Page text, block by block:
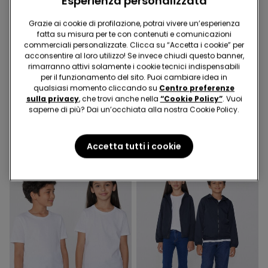
-50%
5 articoli al -70%
Maglia Manica Lunga
Costina Punto Bambola
Girocollo Bimba
4,49 € -50%
-50%
5 articoli al -70%
3 Colori
Giacca con Zip e
Cappuccio in Tessuto
Tecnico Bimbi Unisex
Grazie ai cookie di profilazione, potrai vivere un’esperienza
fatta su misura per te con contenuti e comunicazioni
commerciali personalizzate. Clicca su “Accetta i cookie” per
acconsentire al loro utilizzo! Se invece chiudi questo banner,
rimarranno attivi solamente i cookie tecnici indispensabili
per il funzionamento del sito. Puoi cambiare idea in
qualsiasi momento cliccando su Centro preferenze
sulla privacy, che trovi anche nella “Cookie Policy”. Vuoi
saperne di più? Dai un’occhiata alla nostra Cookie Policy.
Accetta tutti i cookie